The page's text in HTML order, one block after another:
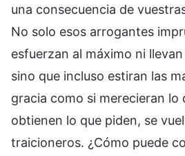
una consecuencia de
No solo esos arrogantes
esfuerzan al máximo ni
sino que incluso estiran las
gracia como si merecieran lo
obtienen lo que piden, se
traicioneros. ¿Cómo puede